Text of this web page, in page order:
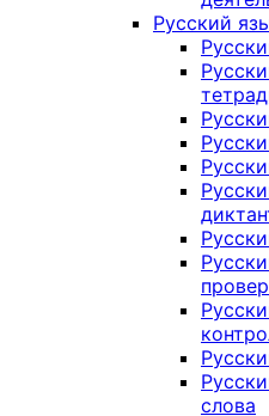
Русский
слова